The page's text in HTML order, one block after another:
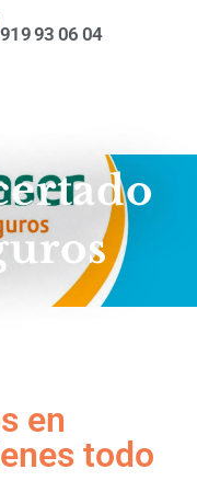
919 93 06 04
en
todo